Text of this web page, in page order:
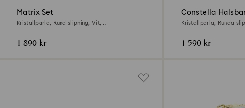
Matrix Set
Kristallpärla, Rund slipning, Vit,
1 890 kr
Constella
Kristallpärla, Runda
1 590 kr